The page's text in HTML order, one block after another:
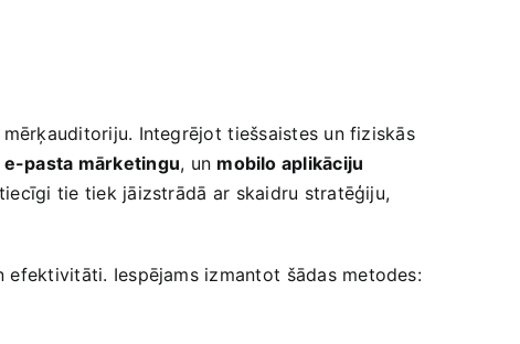
Integrējot ⁣tiešsaistes ‍un fiziskās‌
e-pasta​ mārketingu, un mobilo aplikāciju
tie‍ tiek ‌jāizstrādā ar ⁤skaidru stratēģiju,
Iespējams izmantot ⁢šādas ‌metodes: